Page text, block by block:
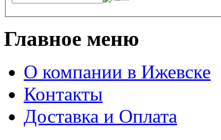
Главное меню
О компании в Ижевске
Контакты
Доставка и Оплата